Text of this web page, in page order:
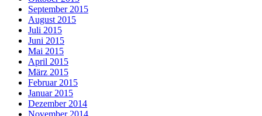
September 2015
August 2015
Juli 2015
Juni 2015
Mai 2015
April 2015
März 2015
Februar 2015
Januar 2015
Dezember 2014